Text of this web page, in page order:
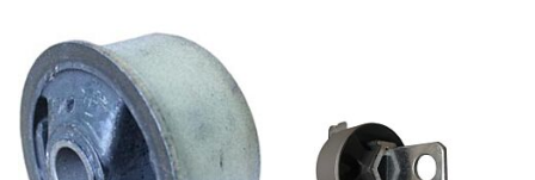
MA
LISTE
D’ENVIE
COMPARATEUR
D’ENVIE